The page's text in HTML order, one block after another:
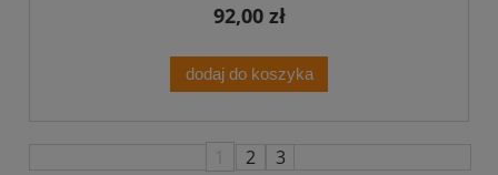
92,00 zł
dodaj do koszyka
2 3